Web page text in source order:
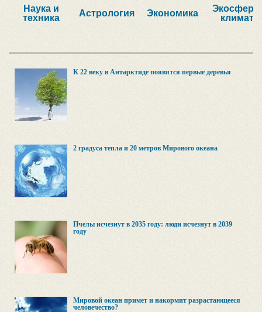
Наука и
техника
Астрология Экономика
Экосфера,
климат
К 22 веку в Антарктиде появятся первые деревья
2 градуса тепла и 20 метров Мирового океана
Пчелы исчезнут в 2035 году: люди исчезнут в 2039
году
Мировой океан примет и накормит разрастающееся
человечество?